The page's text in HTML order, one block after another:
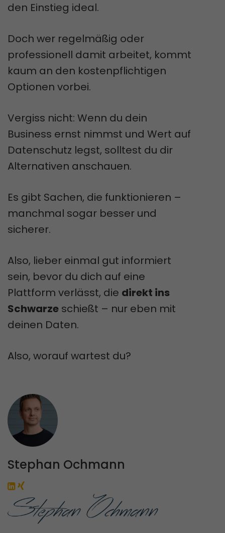
den Einstieg ideal.
Doch wer regelmäßig oder
professionell damit arbeitet, kommt
kaum an den kostenpflichtigen
Optionen vorbei.
Vergiss nicht: Wenn du dein
Business ernst nimmst und Wert auf
Datenschutz legst, solltest du dir
Alternativen anschauen.
Es gibt Sachen, die funktionieren –
manchmal sogar besser und
sicherer.
Also, lieber einmal gut informiert
sein, bevor du dich auf eine
Plattform verlässt, die direkt ins
Schwarze schießt – nur eben mit
deinen Daten.
Also, worauf wartest du?
Stephan Ochmann